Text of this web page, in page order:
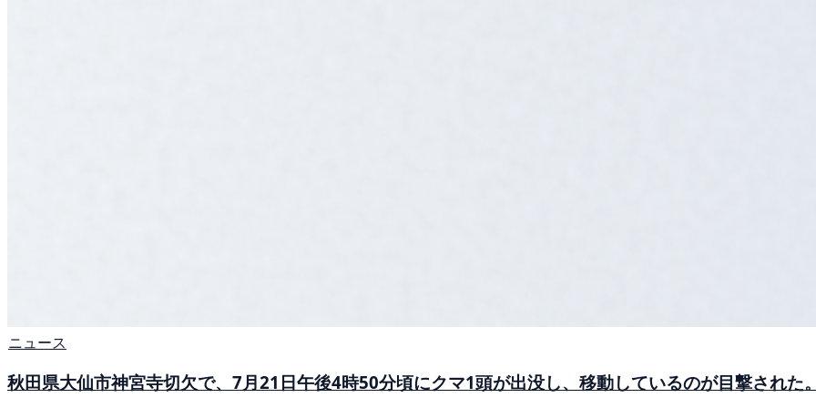
ニュース
秋田県大仙市神宮寺切欠で、7月21日午後4時50分頃にクマ1頭が出没し、移動しているのが目撃された